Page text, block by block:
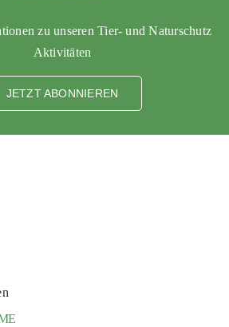
zu unseren Tier- und Naturschutz
Aktivitäten
JETZT ABONNIEREN